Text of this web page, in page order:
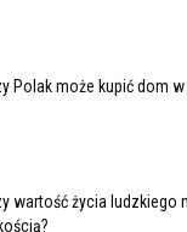
Polak może kupić dom
wartość życia ludzkiego